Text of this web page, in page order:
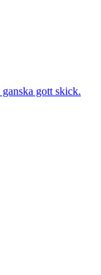
gott skick.